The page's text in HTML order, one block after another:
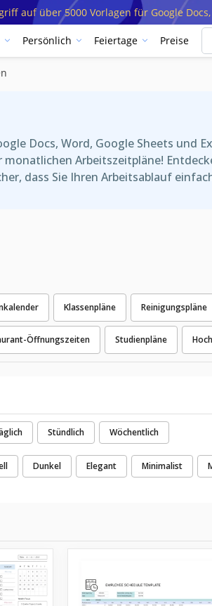
auf über 5000 Vorlagen für Google
Persönlich Feiertage Preise
Docs, Word, Google Sheets
Arbeitszeitpläne!
dass Sie Ihren Arbeitsablauf
Klassenpläne Reinigungspläne
Öffnungszeiten Studienpläne
Stündlich Wöchentlich
Dunkel Elegant Minimalist